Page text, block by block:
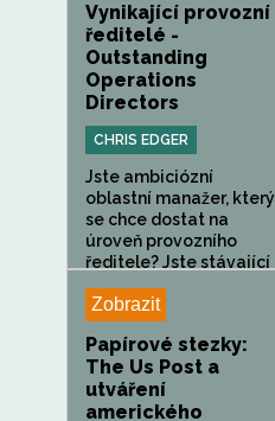
Vynikající provozní
ředitelé -
Outstanding
Operations
Directors
CHRIS EDGER
Jste ambiciózní
oblastní manažer, který
se chce dostat na
úroveň provozního
ředitele? Jste stávající
Zobrazit
Papírové stezky:
The Us Post a
utváření
amerického